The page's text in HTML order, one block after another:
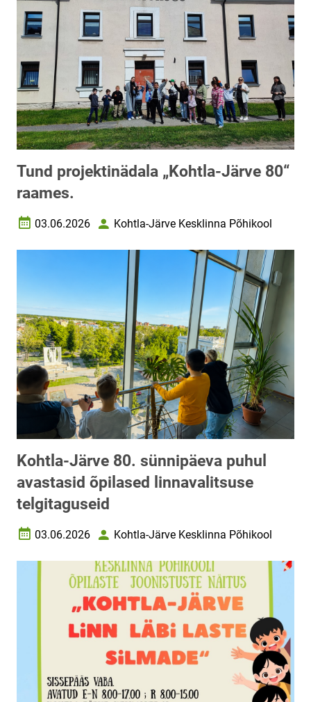
Tund projektinädala „Kohtla-Järve 80“
raames.
Loomise kuupäev
03.06.2026 AutorKohtla-Järve Kesklinna Põhikool
Kohtla-Järve 80. sünnipäeva puhul
avastasid õpilased linnavalitsuse
telgitaguseid
Loomise kuupäev
03.06.2026 AutorKohtla-Järve Kesklinna Põhikool